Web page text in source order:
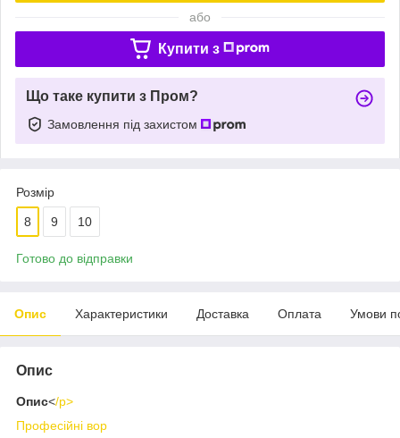
або
Купити з
Що таке купити з Пром?
Замовлення під захистом
Розмір
8 9 10
Готово до відправки
Опис Характеристики Доставка Оплата Умови
Опис
Опис</p>
Професійні вор